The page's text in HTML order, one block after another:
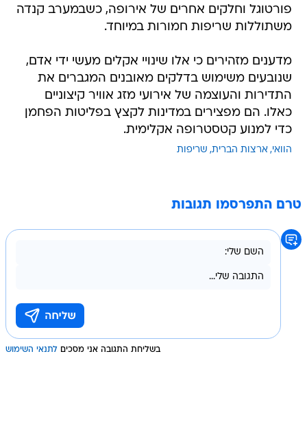
פורטוגל וחלקים אחרים של אירופה, כשבמערב קנדה
משתוללות שריפות חמורות במיוחד.
מדענים מזהירים כי אלו שינויי אקלים מעשי ידי אדם,
שנובעים משימוש בדלקים מאובנים המגברים את
התדירות והעוצמה של אירועי מזג אוויר קיצוניים
כאלו. הם מפצירים במדינות לקצץ בפליטות הפחמן
כדי למנוע קטסטרופה אקלימית.
הוואי ארצות הברית שריפות
טרם התפרסמו תגובות
בשליחת התגובה אני מסכים לתנאי השימוש